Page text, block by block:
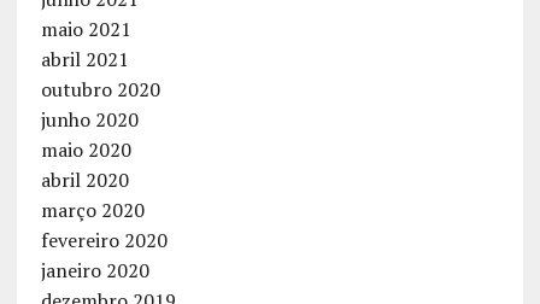
maio 2021
abril 2021
outubro 2020
junho 2020
maio 2020
abril 2020
março 2020
fevereiro 2020
janeiro 2020